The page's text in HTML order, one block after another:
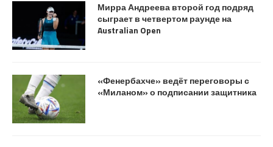
Мирра Андреева второй год подряд
сыграет в четвертом раунде на
Australian Open
«Фенербахче» ведёт переговоры с
«Миланом» о подписании защитника